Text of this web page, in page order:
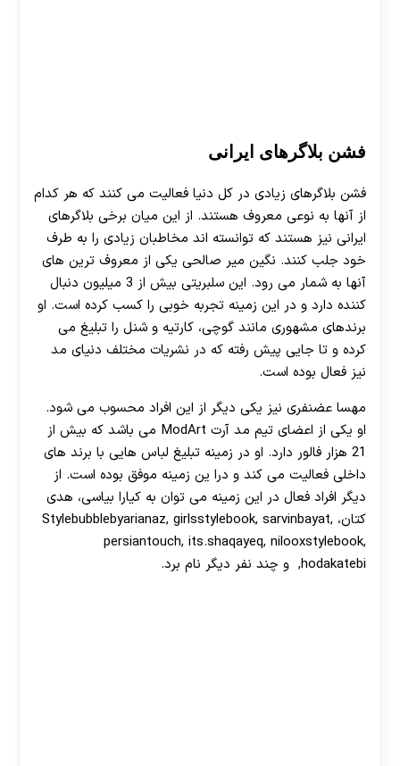
فشن بلاگرهای ایرانی
فشن بلاگرهای زیادی در کل دنیا فعالیت می کنند که هر کدام
از آنها به نوعی معروف هستند. از این میان برخی بلاگرهای
ایرانی نیز هستند که توانسته اند مخاطبان زیادی را به طرف
خود جلب کنند. نگین میر صالحی یکی از معروف ترین های
آنها به شمار می رود. این سلبریتی بیش از 3 میلیون دنبال
کننده دارد و در این زمینه تجربه خوبی را کسب کرده است. او
برندهای مشهوری مانند گوچی، کارتیه و شنل را تبلیغ می
کرده و تا جایی پیش رفته که در نشریات مختلف دنیای مد
نیز فعال بوده است.
مهسا عضنفری نیز یکی دیگر از این افراد محسوب می شود.
او یکی از اعضای تیم مد آرت ModArt می باشد که بیش از
21 هزار فالور دارد. او در زمینه تبلیغ لباس هایی با برند های
داخلی فعالیت می کند و درا ین زمینه موفق بوده است. از
دیگر افراد فعال در این زمینه می توان به کیارا بیاسی، هدی
کتان، Stylebubblebyarianaz, girlsstylebook, sarvinbayat,
persiantouch, its.shaqayeq, nilooxstylebook,
hodakatebi, و چند نفر دیگر نام برد.